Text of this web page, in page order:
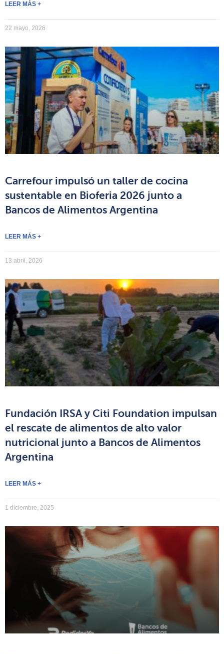
LEER MÁS +
22 mayo, 2026
Carrefour impulsó un taller de cocina
sustentable en Bioferia 2026 junto a
Bancos de Alimentos Argentina
LEER MÁS +
13 abril, 2026
Fundación IRSA y Citi Foundation impulsan
el rescate de alimentos de alto valor
nutricional junto a Bancos de Alimentos
Argentina
LEER MÁS +
1 diciembre, 2025